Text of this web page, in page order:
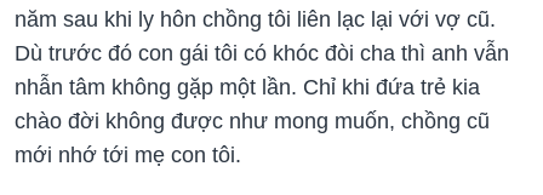
năm sau khi ly hôn chồng tôi liên lạc lại với vợ cũ.
Dù trước đó con gái tôi có khóc đòi cha thì anh vẫn
nhẫn tâm không gặp một lần. Chỉ khi đứa trẻ kia
chào đời không được như mong muốn, chồng cũ
mới nhớ tới mẹ con tôi.